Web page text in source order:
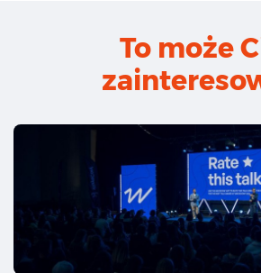
To może